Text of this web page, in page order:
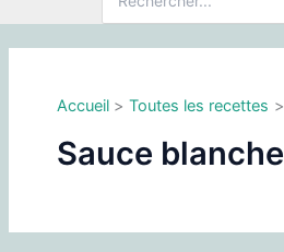
de
Accueil Toutes les recettes
Sauce blanche